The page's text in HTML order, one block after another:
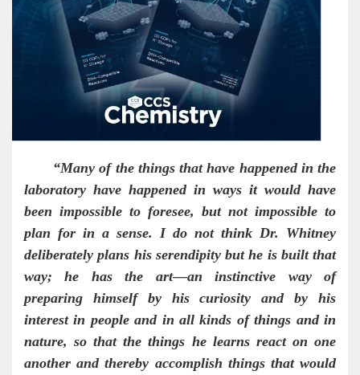
“Many of the things that have happened in the
laboratory have happened in ways it would have
been impossible to foresee, but not impossible to
plan for in a sense. I do not think Dr. Whitney
deliberately plans his serendipity but he is built that
way; he has the art—an instinctive way of
preparing himself by his curiosity and by his
interest in people and in all kinds of things and in
nature, so that the things he learns react on one
another and thereby accomplish things that would